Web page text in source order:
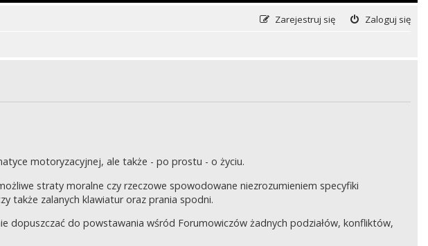
Zaloguj się
Zarejestruj się
motoryzacyjnej, ale także - po prostu - o życiu.
straty moralne czy rzeczowe spowodowane niezrozumieniem specyfiki
także zalanych klawiatur oraz prania spodni.
dopuszczać do powstawania wśród Forumowiczów żadnych podziałów, konfliktów,